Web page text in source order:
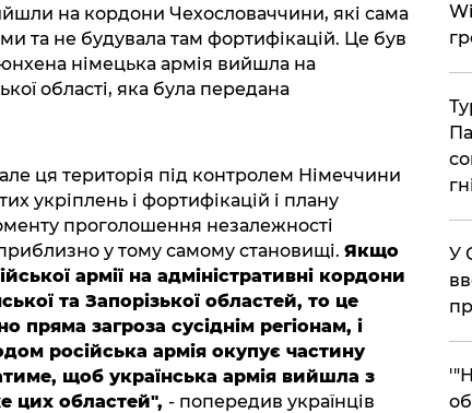
на кордони Чехословаччини, які сама
та не будувала там фортифікацій. Це був
німецька армія вийшла на
області, яка була передана
ця територія під контролем Німеччини
укріплень і фортифікацій і плану
проголошення незалежності
у тому самому становищі. Якщо
армії на адміністративні кордони
та Запорізької областей, то це
пряма загроза сусіднім регіонам, і
російська армія окупує частину
щоб українська армія вийшла з
цих областей", - попередив українців
​У